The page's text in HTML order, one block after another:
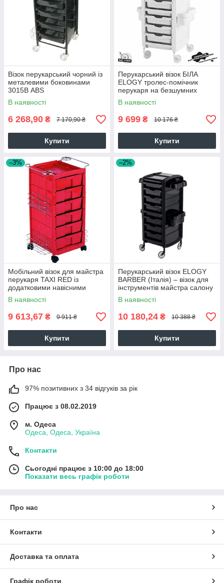
Візок перукарський чорний із
металевими боковинами
3015В ABS
В наявності
6 268,90 ₴ 7 170,90 ₴
Купити
Перукарський візок БІЛА
ELOGY тролес-помічник
перукаря на безшумних
колесах NO-HAIR Італія
В наявності
9 699 ₴ 10 176 ₴
Купити
–3%
Мобільний візок для майстра
перукаря TAXI RED із
додатковими навісними
хромованими панелями
В наявності
9 613,67 ₴ 9 911 ₴
Купити
–2%
Перукарський візок ELOGY
BARBER (Італія) – візок для
інструментів майстра салону
краси
В наявності
10 180,24 ₴ 10 388 ₴
Купити
Про нас
97% позитивних з 34 відгуків за рік
Працює з 08.02.2019
м. Одеса
Одеса, Одеса, Україна
Контакти
Сьогодні працює з 10:00 до 18:00
Показати весь графік роботи
Про нас
Контакти
Доставка та оплата
Графік роботи